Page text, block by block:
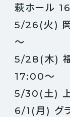
萩ホール
5/26(火)
～
5/28(木) 福
17:00～
5/30(土)
6/1(月) グ